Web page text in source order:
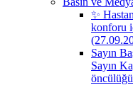
✨
konforu
Sayın
Sayın